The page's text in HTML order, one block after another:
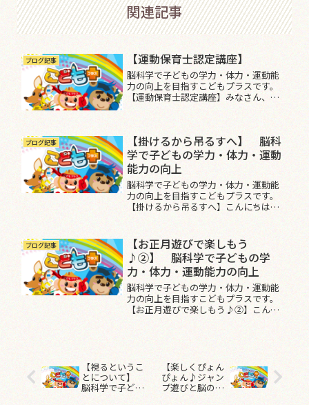
関連記事
ブログ記事 【運動保育士認定講座】
脳科学で子どもの学力・体力・運動能
力の向上を目指すこどもプラスです。
【運動保育士認定講座】みなさん、こ
年も早いもので、1ヵ月が経ちま...
ブログ記事
【掛けるから吊るすへ】 脳科
学で子どもの学力・体力・運動
能力の向上
脳科学で子どもの学力・体力・運動能
力の向上を目指すこどもプラスです。
【掛けるから吊るすへ】こんにちは。
【運動保育士会】です。最近は雨続きで
気持ちも晴れませんが、日々室内で遊...
ブログ記事
【お正月遊びで楽しもう
♪②】 脳科学で子どもの学
力・体力・運動能力の向上
脳科学で子どもの学力・体力・運動能
力の向上を目指すこどもプラスです。
【お正月遊びで楽しもう♪②】こんに
【視るというこ
とについて】
脳科学で子ども
【楽しくぴょん
ぴょん♪ジャン
プ遊びと脳の関